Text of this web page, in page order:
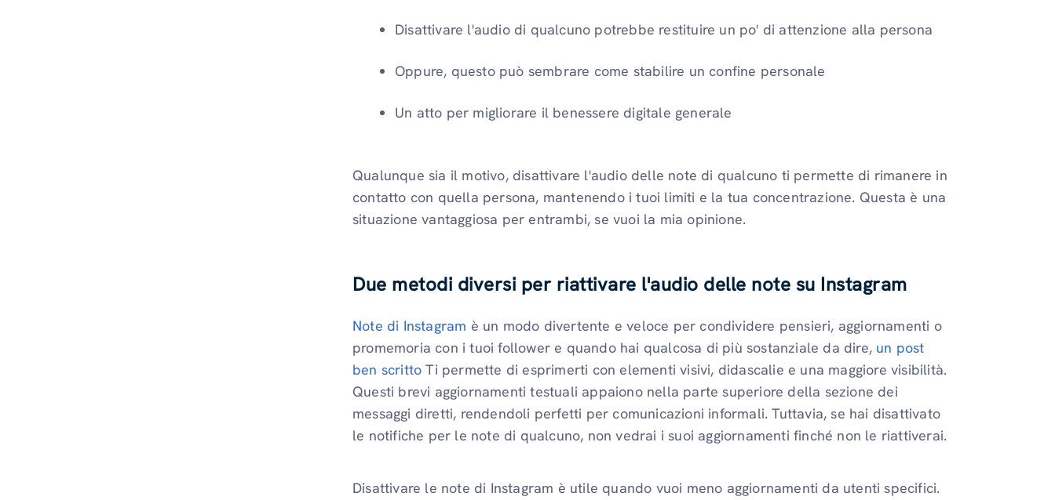
Disattivare l'audio di qualcuno potrebbe restituire un po' di attenzione alla persona
Oppure, questo può sembrare come stabilire un confine personale
Un atto per migliorare il benessere digitale generale
Qualunque sia il motivo, disattivare l'audio delle note di qualcuno ti permette di rimanere in
contatto con quella persona, mantenendo i tuoi limiti e la tua concentrazione. Questa è una
situazione vantaggiosa per entrambi, se vuoi la mia opinione.
Due metodi diversi per riattivare l'audio delle note su Instagram
Note di Instagram è un modo divertente e veloce per condividere pensieri, aggiornamenti o
promemoria con i tuoi follower e quando hai qualcosa di più sostanziale da dire, un post
ben scritto Ti permette di esprimerti con elementi visivi, didascalie e una maggiore visibilità.
Questi brevi aggiornamenti testuali appaiono nella parte superiore della sezione dei
messaggi diretti, rendendoli perfetti per comunicazioni informali. Tuttavia, se hai disattivato
le notifiche per le note di qualcuno, non vedrai i suoi aggiornamenti finché non le riattiverai.
Disattivare le note di Instagram è utile quando vuoi meno aggiornamenti da utenti specifici.